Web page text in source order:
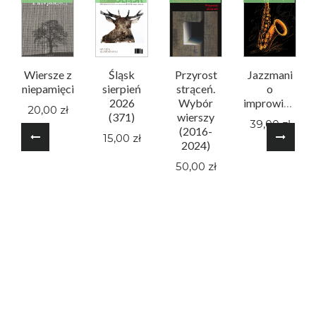
Wiersze z
niepamięci
20,00 zł
Śląsk
sierpień
2026
(371)
15,00 zł
Przyrost
strąceń.
Wybór
wierszy
(2016-
2024)
50,00 zł
Jazzmani
o
39,00 zł